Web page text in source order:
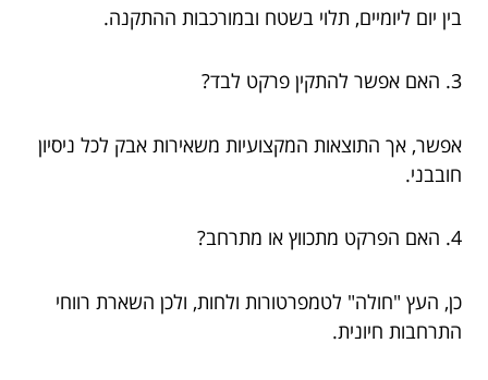
בין יום ליומיים, תלוי בשטח ובמורכבות ההתקנה.
3. האם אפשר להתקין פרקט לבד?
אפשר, אך התוצאות המקצועיות משאירות אבק לכל ניסיון
חובבני.
4. האם הפרקט מתכווץ או מתרחב?
כן, העץ "חולה" לטמפרטורות ולחות, ולכן השארת רווחי
התרחבות חיונית.